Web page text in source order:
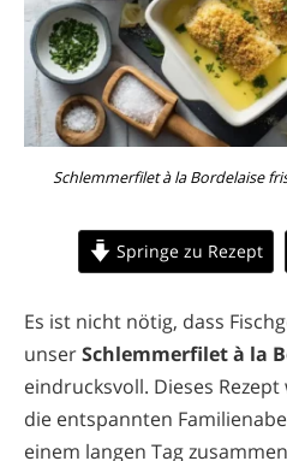
Schlemmerfilet à la Bordelaise
Springe zu Rezept
Es ist nicht nötig, dass
unserSchlemmerfilet à la
eindrucksvoll. Dieses
die entspannten
einem langen Tag